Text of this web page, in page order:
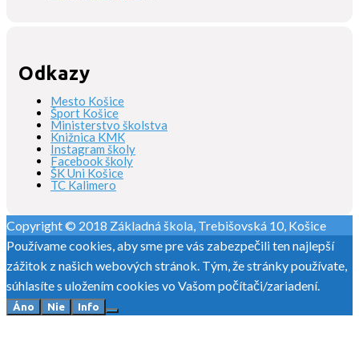
Odkazy
Mesto Košice
Šport Košice
Ministerstvo školstva
Knižnica KMK
Instagram školy
Facebook školy
ŠK Uni Košice
TC Kalimero
Copyright © 2018 Základná škola, Trebišovská 10, Košice
Používame cookies, aby sme pre vás zabezpečili ten najlepší
zážitok z našich webových stránok. Tým, že stránky používate,
súhlasíte s uložením cookies vo Vašom počítači/zariadení.
Áno Nie Info